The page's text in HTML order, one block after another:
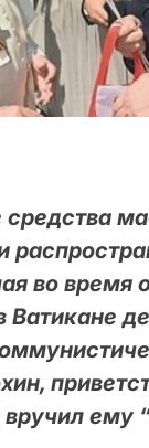
средства
во время
Ватикане
ему